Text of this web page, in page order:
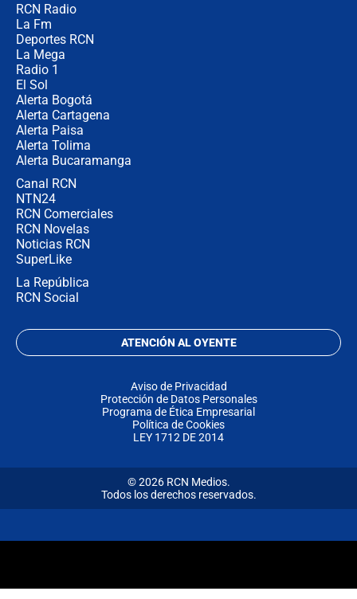
RCN Radio
La Fm
Deportes RCN
La Mega
Radio 1
El Sol
Alerta Bogotá
Alerta Cartagena
Alerta Paisa
Alerta Tolima
Alerta Bucaramanga
Canal RCN
NTN24
RCN Comerciales
RCN Novelas
Noticias RCN
SuperLike
La República
RCN Social
ATENCIÓN AL OYENTE
Aviso de Privacidad
Protección de Datos Personales
Programa de Ética Empresarial
Política de Cookies
LEY 1712 DE 2014
© 2026 RCN Medios.
Todos los derechos reservados.